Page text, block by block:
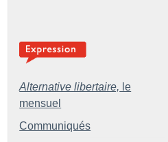
Alternative libertaire, le
mensuel
Communiqués